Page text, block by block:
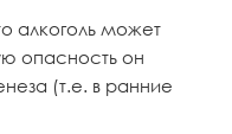
алкоголь может
опасность он
(т.е. в ранние